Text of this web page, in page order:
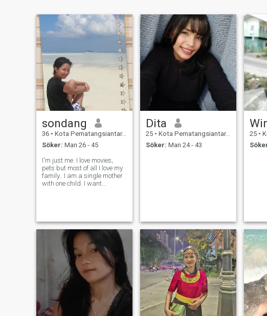
sondang
36 • Kota Pematangsiantar, Sumatera Utara, Indonesien
Söker: Man 26 - 45
I'm just me. I love movies,
pets but most of all I love my
family.. I am a single mother
with one child. I want
I know what i want, so make
su
Dita
25 • Kota Pematangsiantar, Sumatera Utara, Indonesien
Söker: Man 24 - 43
25 •